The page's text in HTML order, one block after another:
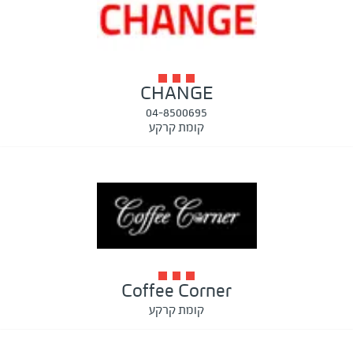
CHANGE
04-8500695
קומת קרקע
Coffee Corner
קומת קרקע